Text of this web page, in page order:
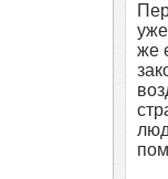
же